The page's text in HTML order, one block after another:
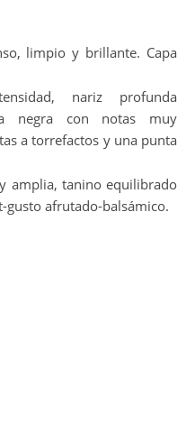
limpio y brillante. Capa
nariz profunda
negra con notas muy
a torrefactos y una punta
amplia, tanino equilibrado
gusto afrutado-balsámico.